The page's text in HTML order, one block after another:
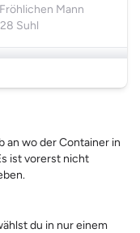
Mann
Suhl
Ilmenau
Steffen Pfarschner
Roßleben-Wiehe
an wo der Container in
ist vorerst nicht
du in nur einem